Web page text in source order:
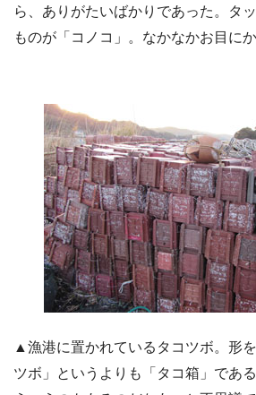
ら、ありがたいばかりであった。タ
ものが「コノコ」。なかなかお目に
▲漁港に置かれているタコツボ。形
ツボ」というよりも「タコ箱」であ